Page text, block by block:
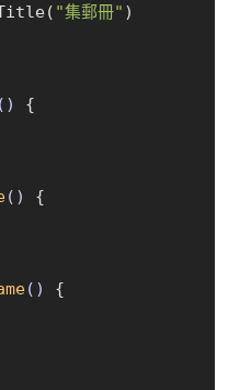
"集郵冊" )
{
()
{
()
{